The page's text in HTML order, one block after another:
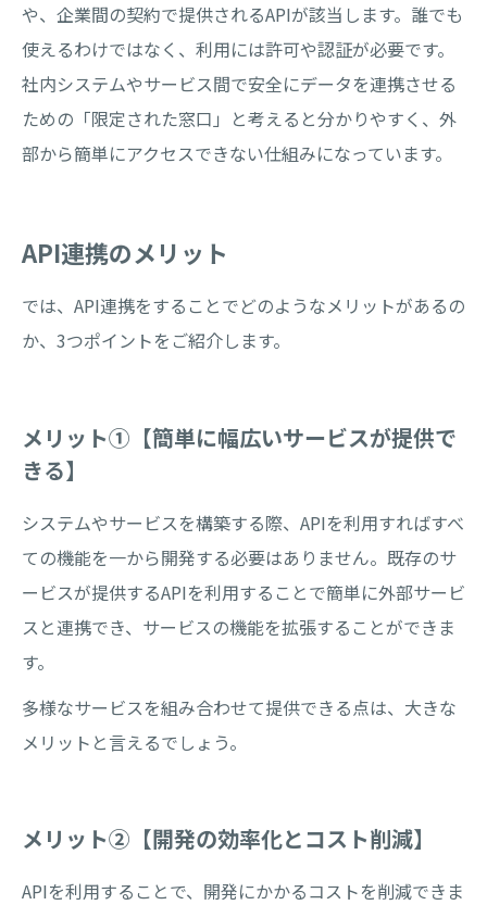
や、企業間の契約で提供されるAPIが該当します。誰でも
使えるわけではなく、利用には許可や認証が必要です。
社内システムやサービス間で安全にデータを連携させる
ための「限定された窓口」と考えると分かりやすく、外
部から簡単にアクセスできない仕組みになっています。
API連携のメリット
では、API連携をすることでどのようなメリットがあるの
か、3つポイントをご紹介します。
メリット①【簡単に幅広いサービスが提供で
きる】
システムやサービスを構築する際、APIを利用すればすべ
ての機能を一から開発する必要はありません。既存のサ
ービスが提供するAPIを利用することで簡単に外部サービ
スと連携でき、サービスの機能を拡張することができま
す。
多様なサービスを組み合わせて提供できる点は、大きな
メリットと言えるでしょう。
メリット②【開発の効率化とコスト削減】
APIを利用することで、開発にかかるコストを削減できま